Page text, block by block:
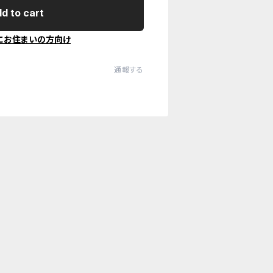
to cart
お住まいの方向け
通報する